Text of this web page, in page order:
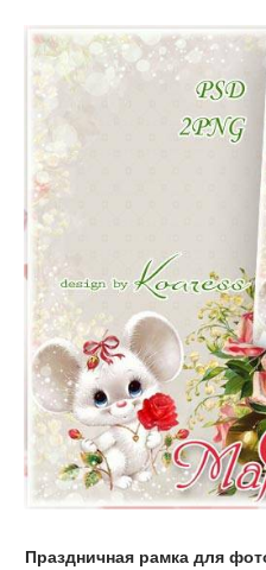
Праздничная рамка для